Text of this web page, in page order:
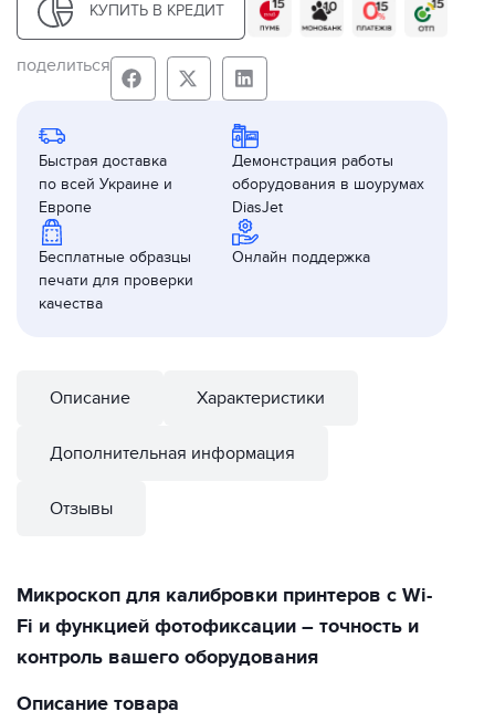
КУПИТЬ В КРЕДИТ
поделиться
Быстрая доставка
по всей Украине и
Европе
Демонстрация работы
оборудования в шоурумах
DiasJet
Бесплатные образцы
печати для проверки
качества
Онлайн поддержка
Описание Характеристики
Дополнительная информация
Отзывы
Микроскоп для калибровки принтеров с Wi-
Fi и функцией фотофиксации – точность и
контроль вашего оборудования
Описание товара